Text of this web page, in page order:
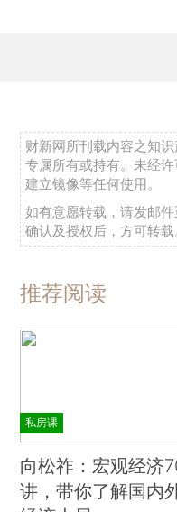
财新网所刊载内容之知
专属所有或持有。未经
建立镜像等任何使用。
如有意愿转载，请发邮件
确认及授权后，方可转载
推荐阅读
私房课
向松祚：宏观经济
讲，带你了解国内